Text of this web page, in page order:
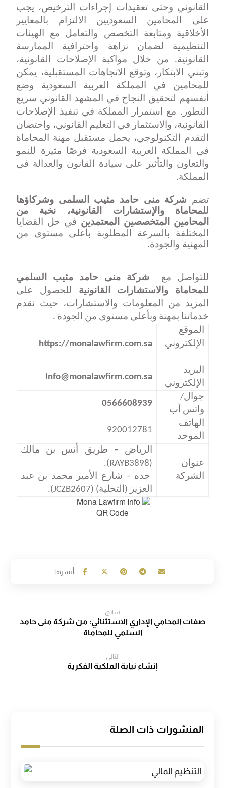
القانوني وحتى تعقيدات إجراءات الترخيص، يجب
على المحامين السعوديين الالتزام بالمعايير
الأخلاقية ومتابعة التخصص والتعامل مع الهيئات
التنظيمية لضمان نزاهة واحترافية الممارسة
القانونية. من خلال مواكبة الإصلاحات القانونية،
وتبني الابتكار، وتوقع الاتجاهات المستقبلية، يمكن
للمحامين في المملكة العربية السعودية وضع
أنفسهم لتحقيق النجاح في المشهد القانوني سريع
التطور. مع استمرار المملكة في تنفيذ الإصلاحات
القانونية، والاستثمار في التعليم القانوني، واحتضان
التقدم التكنولوجي، يحمل مستقبل مهنة المحاماة
في المملكة العربية السعودية فرصًا مثيرة للنمو
والتعاون والتأثير على سيادة القانون والعدالة في
المملكة.
تضم شركة منى حامد مثيب السلمى وشركاؤها
للمحاماة والإستشارات القانونية، نخبة من
المحامين المتخصصين المعتمدين في حل القضايا
المختلفة بالسرعة المطلوبة بأعلى مستوى من
المهنية والجودة.
للتواصل مع
شركة منى حامد مثيب السلمي
للمحاماة والاستشارات القانونية للحصول على
المزيد من المعلومات والاستشارات، حيث نقدم
خدماتنا بمهنة وبأعلى مستوى من الجودة .
الموقع
الإلكتروني
https://monalawfirm.com.sa
البريد
الإلكتروني
Info@monalawfirm.com.sa
جوال/
واتس آب
0566608939
الهاتف
الموحد
920012781
عنوان
الشركة
الرياض – طريق أنس بن مالك
(RAYB3898)
.
جده – شارع الأمير محمد بن عبد
العزيز (التحلية) (JCZB2607)
.
سابق
صفات المحامي الإداري الاستثنائي: من شركة منى حامد
السلمي للمحاماة
التالي
إنشاء نيابة الملكية الفكرية
المنشورات ذات الصلة